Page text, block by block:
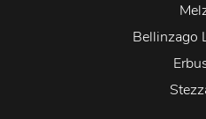
Bellinzago